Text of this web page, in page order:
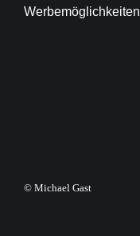
Werbemöglichkeiten
© Michael Gast